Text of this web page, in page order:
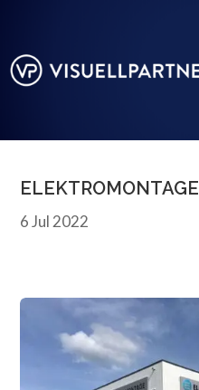
ELEKTROMONTAGE
6 Jul 2022